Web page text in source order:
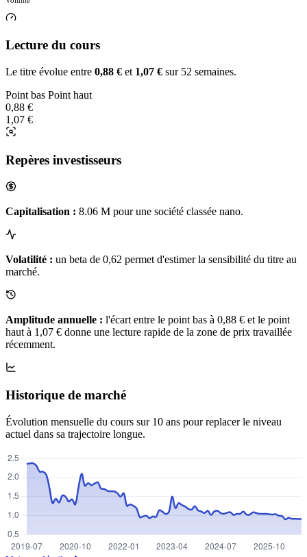
Lecture du cours
Le titre évolue entre 0,88 € et 1,07 € sur 52 semaines.
Point bas Point haut
0,88 €
1,07 €
Repères investisseurs
Capitalisation : 8.06 M pour une société classée nano.
Volatilité : un beta de 0,62 permet d'estimer la sensibilité du titre au
marché.
Amplitude annuelle : l'écart entre le point bas à 0,88 € et le point
haut à 1,07 € donne une lecture rapide de la zone de prix travaillée
récemment.
Historique de marché
Évolution mensuelle du cours sur 10 ans pour replacer le niveau
actuel dans sa trajectoire longue.